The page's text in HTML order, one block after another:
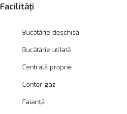
Facilități
Bucătărie deschisă
Bucătărie utilată
Centrală proprie
Contor gaz
Faianță